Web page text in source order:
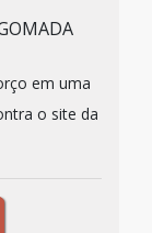
em uma
o site da